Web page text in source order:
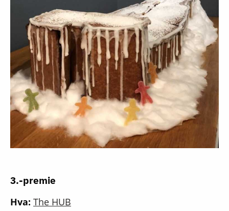
3.-premie
Hva: The HUB